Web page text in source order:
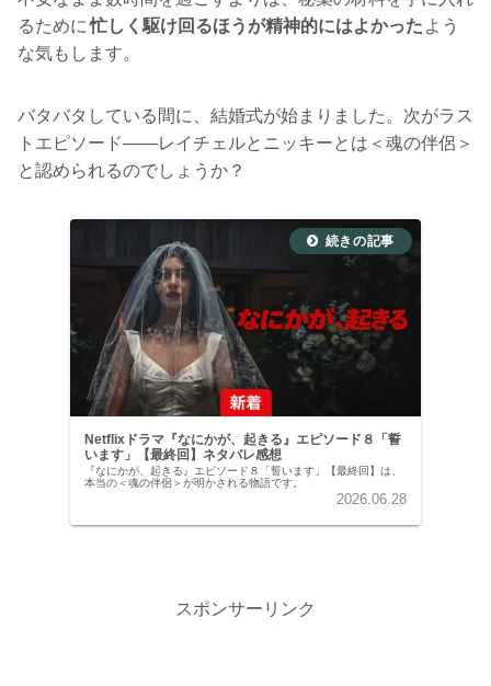
るために 忙しく駆け回るほうが精神的にはよかった よう
な気もします。
バタバタしている間に、結婚式が始まりました。次がラス
トエピソード――レイチェルとニッキーとは＜魂の伴侶＞
と認められるのでしょうか？
Netflixドラマ『なにかが、起きる』エピソード８「誓
います」【最終回】ネタバレ感想
『なにかが、起きる』エピソード８「誓います」【最終回】は、
本当の＜魂の伴侶＞が明かされる物語です。
2026.06.28
スポンサーリンク